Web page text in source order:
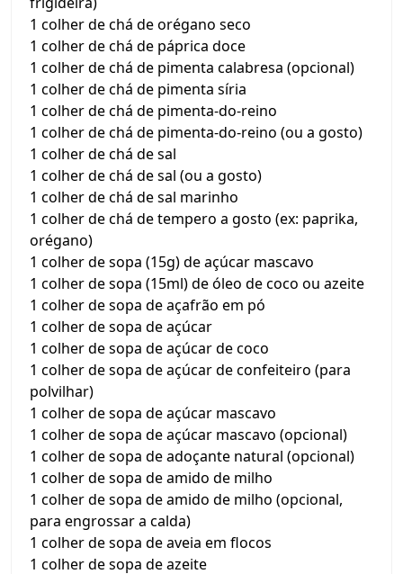
1 colher de chá de orégano seco
1 colher de chá de páprica doce
1 colher de chá de pimenta calabresa (opcional)
1 colher de chá de pimenta síria
1 colher de chá de pimenta-do-reino
1 colher de chá de pimenta-do-reino (ou a gosto)
1 colher de chá de sal
1 colher de chá de sal (ou a gosto)
1 colher de chá de sal marinho
1 colher de chá de tempero a gosto (ex: paprika,
orégano)
1 colher de sopa (15g) de açúcar mascavo
1 colher de sopa (15ml) de óleo de coco ou azeite
1 colher de sopa de açafrão em pó
1 colher de sopa de açúcar
1 colher de sopa de açúcar de coco
1 colher de sopa de açúcar de confeiteiro (para
polvilhar)
1 colher de sopa de açúcar mascavo
1 colher de sopa de açúcar mascavo (opcional)
1 colher de sopa de adoçante natural (opcional)
1 colher de sopa de amido de milho
1 colher de sopa de amido de milho (opcional,
para engrossar a calda)
1 colher de sopa de aveia em flocos
1 colher de sopa de azeite